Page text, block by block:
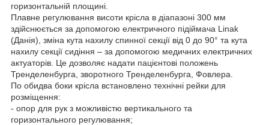
горизонтальній площині.
Плавне регулювання висоти крісла в діапазоні 300 мм
здійснюється за допомогою електричного підіймача Linak
(Данія), зміна кута нахилу спинної секції від 0 до 90° та кута
нахилу секції сидіння – за допомогою медичних електричних
актуаторів. Це дозволяє надати пацієнтові положень
Тренделенбурга, зворотного Тренделенбурга, Фовлера.
По обидва боки крісла встановлено технічні рейки для
розміщення:
- опор для рук з можливістю вертикального та
горизонтального регулювання;